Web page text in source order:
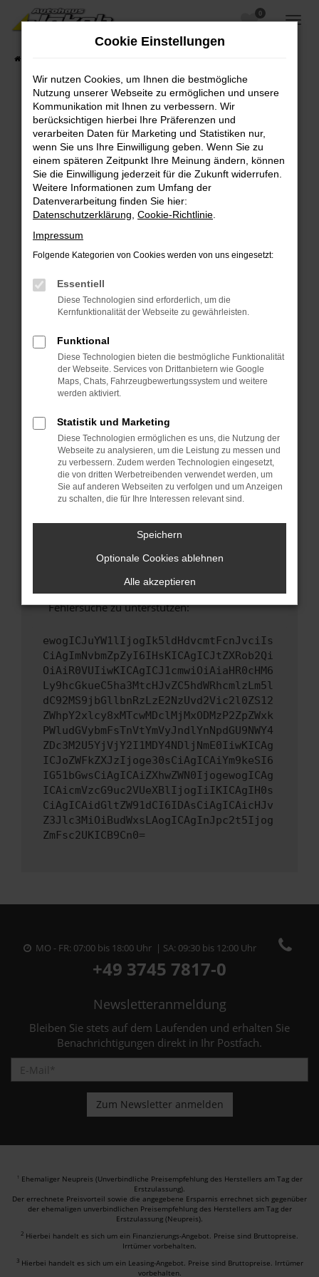
Zum
Hauptinhalt
0
Fehler: Network Error
Beim Laden ist ein Fehler aufgetreten.
Hier sind ein paar Tipps, die dir helfen können:
Überprüfe deine Firewall und deine
Internetverbindung.
Laden andere Webseiten, zum Beispiel deine
Suchmaschine?
Prüfe deine Browsererweiterungen.
Manche Erweiterungen, wie Werbeblocker,
können das Laden bestimmter Seiten
verhindern. Funktioniert die Seite in einem
Fenster?
Starte dein Gerät neu.
Das kann manchmal helfen, vorübergehende
Probleme zu beheben.
Betriebssystem auf dem neuesten Stand
sind.
Veraltete Software birgt nicht nur ein
Sicherheitsrisiko, sondern kann auch dazu
führen, dass bestimmte Funktionen nicht mehr
unterstützt werden.
Wende dich an den Webseitenbetreiber.
Wenn du alle oben genannten Schritte versucht
hast, kontaktiere uns bitte. Wir werden
versuchen, das Problem zu beheben. Du kannst
uns diesen Text schicken, um uns bei der
Fehlersuche zu unterstützen:
ewogICJuYW1lIjogIk5ldHdvcmtFcnJvciIs
CiAgImNvbmZpZyI6IHsKICAgICJtZXRob2Qi
OiAiR0VUIiwKICAgICJ1cmwiOiAiaHR0cHM6
Ly9hcGkueC5ha3MtcHJvZC5hdWRhcmlzLm5l
dC92MS9jbGllbnRzLzE2NzUvd2Vic2l0ZS12
ZWhpY2xlcy8xMTcwMDclMjMxODMzP2ZpZWxk
PWludGVybmFsTnVtYmVyJndlYnNpdGU9NWY4
ZDc3M2U5YjVjY2I1MDY4NDljNmE0IiwKICAg
ICJoZWFkZXJzIjoge30sCiAgICAiYm9keSI6
IG51bGwsCiAgICAiZXhwZWN0IjogewogICAg
ICAicmVzcG9uc2VUeXBlIjogIiIKICAgIH0s
CiAgICAidGltZW91dCI6IDAsCiAgICAicHJv
Z3Jlc3MiOiBudWxsLAogICAgInJpc2t5Ijog
ZmFsc2UKICB9Cn0=
MO - FR: 07:00 bis 18:00 Uhr | SA: 09:30 bis 12:00 Uhr
+49 3745 7817-0
Newsletteranmeldung
Bleiben Sie stets auf dem Laufenden und erhalten Sie
Benachrichtigungen direkt in Ihr Postfach.
1 Ehemaliger Neupreis (Unverbindliche Preisempfehlung des Herstellers am Tag der
Erstzulassung).
Der errechnete Preisvorteil sowie die angegebene Ersparnis errechnet sich gegenüber
der ehemaligen unverbindlichen Preisempfehlung des Herstellers am Tag der
Erstzulassung (Neupreis).
2 Hierbei handelt es sich um ein Finanzierungs-Angebot. Preise sind Bruttopreise.
Irrtümer vorbehalten.
3 Hierbei handelt es sich um ein Leasing-Angebot. Preise sind Bruttopreise. Irrtümer
vorbehalten.
Cookie Einstellungen
Wir nutzen Cookies, um Ihnen die bestmögliche
Nutzung unserer Webseite zu ermöglichen und unsere
Kommunikation mit Ihnen zu verbessern. Wir
berücksichtigen hierbei Ihre Präferenzen und
verarbeiten Daten für Marketing und Statistiken nur,
wenn Sie uns Ihre Einwilligung geben. Wenn Sie zu
einem späteren Zeitpunkt Ihre Meinung ändern, können
Sie die Einwilligung jederzeit für die Zukunft widerrufen.
Weitere Informationen zum Umfang der
Datenverarbeitung finden Sie hier:
Datenschutzerklärung Cookie-Richtlinie
Impressum
Folgende Kategorien von Cookies werden von uns eingesetzt:
Essentiell
Diese Technologien sind erforderlich, um die
Kernfunktionalität der Webseite zu gewährleisten.
Funktional
Diese Technologien bieten die bestmögliche Funktionalität
der Webseite. Services von Drittanbietern wie Google
Maps, Chats, Fahrzeugbewertungssystem und weitere
werden aktiviert.
Statistik und Marketing
Diese Technologien ermöglichen es uns, die Nutzung der
Webseite zu analysieren, um die Leistung zu messen und
zu verbessern. Zudem werden Technologien eingesetzt,
die von dritten Werbetreibenden verwendet werden, um
Sie auf anderen Webseiten zu verfolgen und um Anzeigen
zu schalten, die für Ihre Interessen relevant sind.
Speichern
Optionale Cookies ablehnen
Alle akzeptieren